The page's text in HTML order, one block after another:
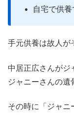
自宅で供
手元供養は故人が
中居正広さんがジ
ジャニーさんの遺
その時に「ジャニ